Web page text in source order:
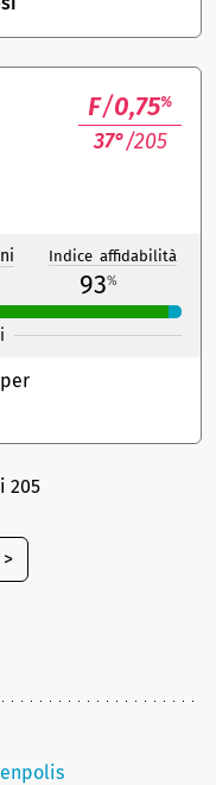
F/0,75%
37°/205
Indice affidabilità
93%
205
>